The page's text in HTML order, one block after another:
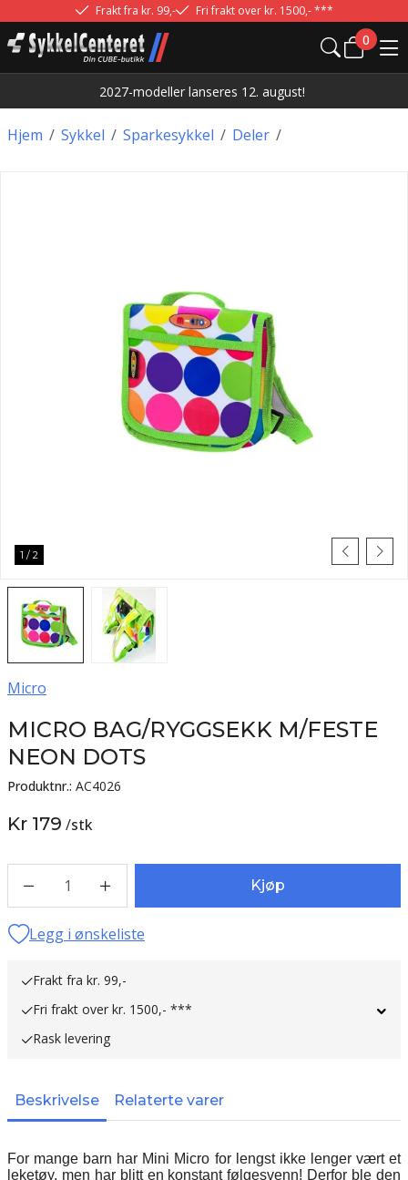
Frakt fra kr. 99,- Fri frakt over kr. 1500,- ***
0
2027-modeller lanseres 12. august!
/
Hjem /
Sykkel /
Sparkesykkel /
Deler
1 / 2
Micro
MICRO BAG/RYGGSEKK M/FESTE
NEON DOTS
Produktnr.: AC4026
Kr 179 /stk
1 Kjøp
Legg i ønskeliste
Frakt fra kr. 99,-
Fri frakt over kr. 1500,- ***
Rask levering
Beskrivelse Relaterte varer
For mange barn har Mini Micro for lengst ikke lenger vært et
leketøy, men har blitt en konstant følgesvenn! Derfor ble den